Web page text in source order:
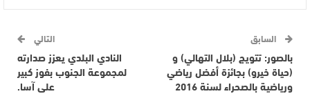
السابق
بالصور: تتويج (بلال التهالي) و
(حياة خيرو) بجائزة أفضل رياضي
ورياضية بالصحراء لسنة 2016
التالي
النادي البلدي يعزز صدارته
لمجموعة الجنوب بفوز كبير
على آسا.